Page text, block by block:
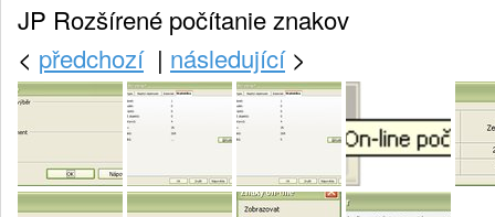
JP Rozšírené počítanie znakov
< předchozí| následující>